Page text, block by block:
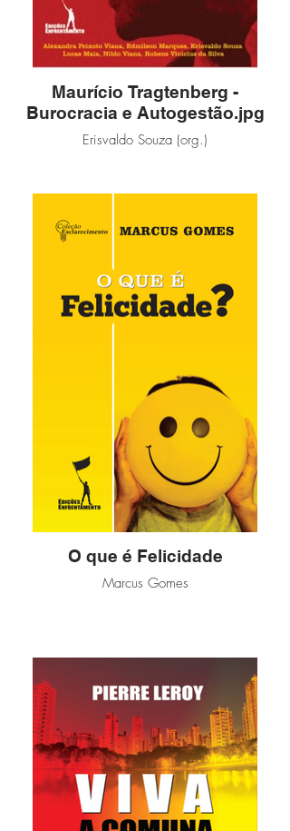
Maurício Tragtenberg -
Burocracia e Autogestão.jpg
Erisvaldo Souza (org.)
O que é Felicidade
Marcus Gomes